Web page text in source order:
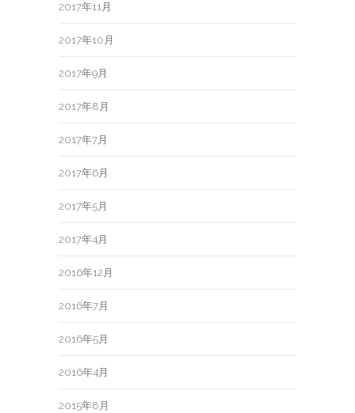
2017年11月
2017年10月
2017年9月
2017年8月
2017年7月
2017年6月
2017年5月
2017年4月
2016年12月
2016年7月
2016年5月
2016年4月
2015年8月